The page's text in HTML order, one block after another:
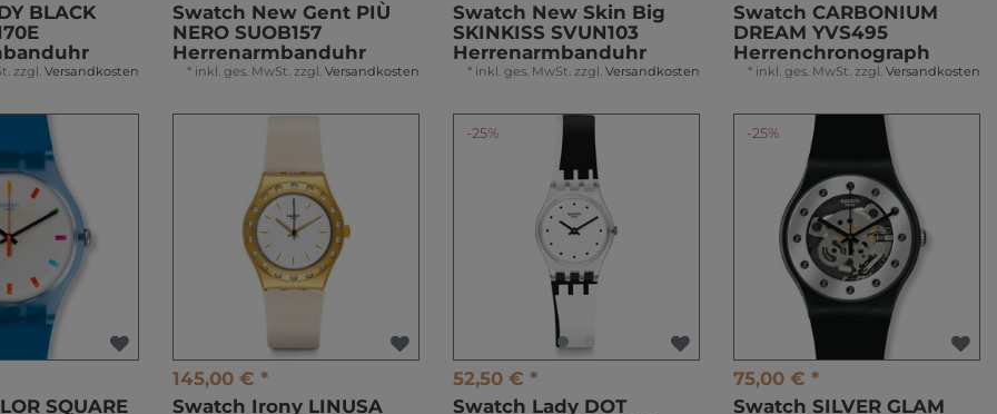
BLACK
zzgl. Versandkosten
Swatch New Gent PIÙ
NERO SUOB157
Herrenarmbanduhr
* inkl. ges. MwSt. zzgl. Versandkosten
Swatch New Skin Big
SKINKISS SVUN103
Herrenarmbanduhr
* inkl. ges. MwSt. zzgl. Versandkosten
Swatch CARBONIUM
DREAM YVS495
Herrenchronograph
* inkl. ges. MwSt. zzgl. Versandkosten
SQUARE
145,00 € *
Swatch Irony LINUSA
-25%
52,50 € *
Swatch Lady DOT
-25%
75,00 € *
Swatch SILVER GLAM